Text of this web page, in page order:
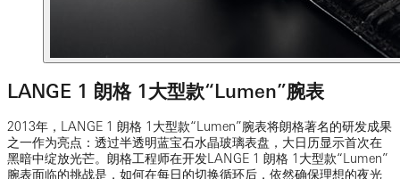
LANGE 1 朗格 1大型款“Lumen”腕表
2013年，LANGE 1 朗格 1大型款“Lumen”腕表将朗格著名的研发成果
之一作为亮点：透过半透明蓝宝石水晶玻璃表盘，大日历显示首次在
黑暗中绽放光芒。朗格工程师在开发LANGE 1 朗格 1大型款“Lumen”
腕表面临的挑战是，如何在每日的切换循环后，依然确保理想的夜光